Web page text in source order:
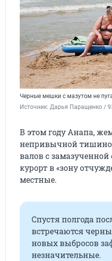
Черные мешки с мазутом не
Источник: Дарья Паращенко /
В этом году Анапа,
непривычной
валов с
курорт в «зону
местные.
Спустя полгода
встречаются
новых выбросов
незначительные.